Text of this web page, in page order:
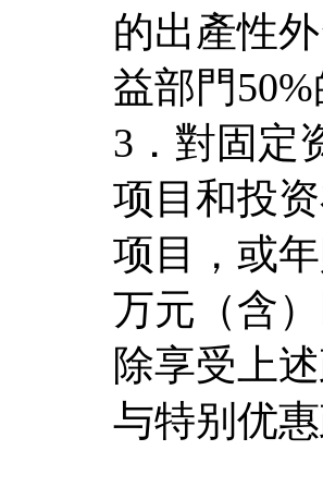
的出產性
益部門50%
3．對固定
项目和投
项目，或
万元（含
除享受上
与特别优惠